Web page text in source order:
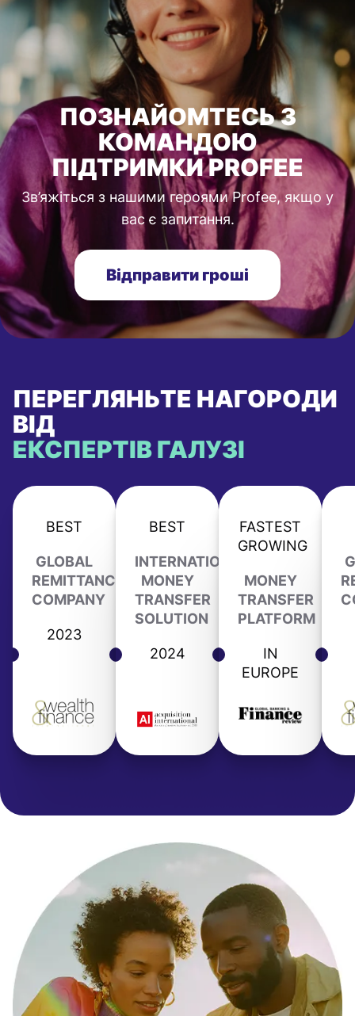
ПОЗНАЙОМТЕСЬ З
КОМАНДОЮ
ПІДТРИМКИ PROFEE
Зв’яжіться з нашими героями Profee, якщо у
вас є запитання.
Відправити гроші
ПЕРЕГЛЯНЬТЕ НАГОРОДИ
ВІД
ЕКСПЕРТІВ ГАЛУЗІ
BEST
GLOBAL
REMITTANCE
COMPANY
2023
BEST
INTERNATIONAL
MONEY
TRANSFER
SOLUTION
2024
FASTEST
GROWING
MONEY
TRANSFER
PLATFORM
IN
EUROPE